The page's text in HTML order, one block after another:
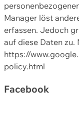
Manager löst
erfassen. Jedoch
auf diese Daten zu.
https://
policy.html
Facebook